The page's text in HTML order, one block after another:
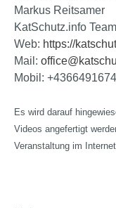
Markus Reitsamer
KatSchutz.info
Web: https://
Mail:
Mobil:
Es wird darauf
Videos angefertigt
Veranstaltung im